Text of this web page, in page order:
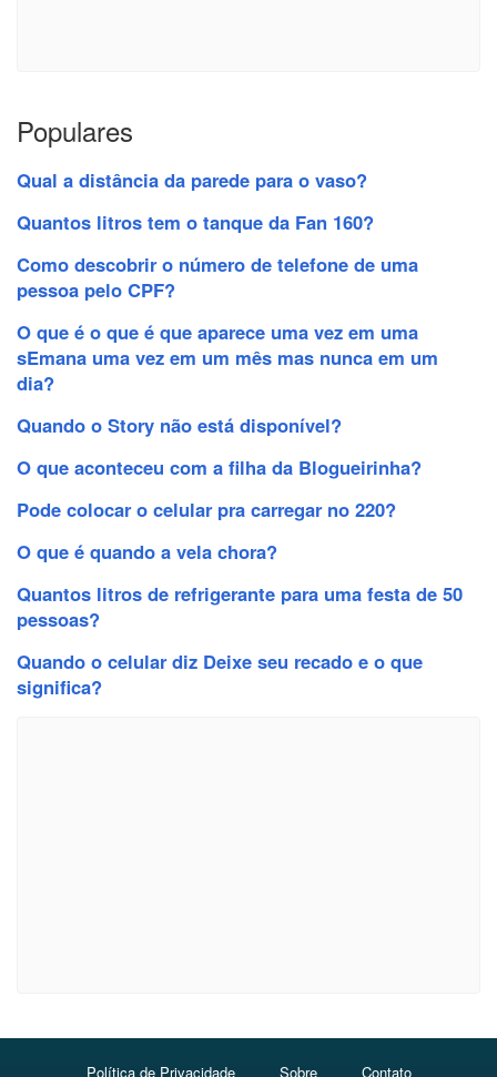
Populares
Qual a distância da parede para o vaso?
Quantos litros tem o tanque da Fan 160?
Como descobrir o número de telefone de uma
pessoa pelo CPF?
O que é o que é que aparece uma vez em uma
sEmana uma vez em um mês mas nunca em um
dia?
Quando o Story não está disponível?
O que aconteceu com a filha da Blogueirinha?
Pode colocar o celular pra carregar no 220?
O que é quando a vela chora?
Quantos litros de refrigerante para uma festa de 50
pessoas?
Quando o celular diz Deixe seu recado e o que
significa?
Política de Privacidade Sobre Contato